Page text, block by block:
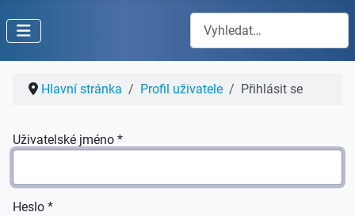
Hledat
Hlavní stránka Profil uživatele Přihlásit se
Uživatelské jméno *
Heslo *